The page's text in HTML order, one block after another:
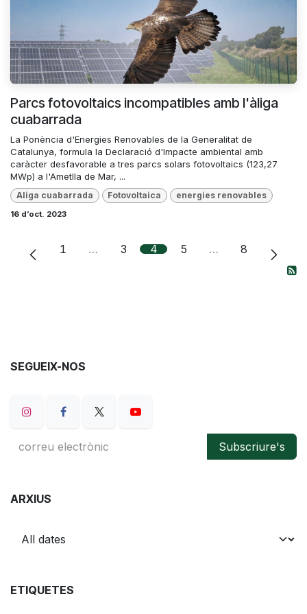
Parcs fotovoltaics incompatibles amb l'àliga
cuabarrada
La Ponència d'Energies Renovables de la Generalitat de
Catalunya, formula la Declaració d'Impacte ambiental amb
caràcter desfavorable a tres parcs solars fotovoltaics (123,27
MWp) a l'Ametlla de Mar, ...
Aliga cuabarrada Fotovoltaica energies renovables
16 d’oct. 2023
1 … 3 4 5 … 8
SEGUEIX-NOS
Subscriure's
ARXIUS
ETIQUETES